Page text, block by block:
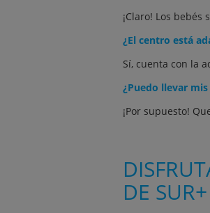
¡Claro! Los
¿El centro está
Sí, cuenta con la
¿Puedo llevar
¡Por supuesto!
DE SUR+